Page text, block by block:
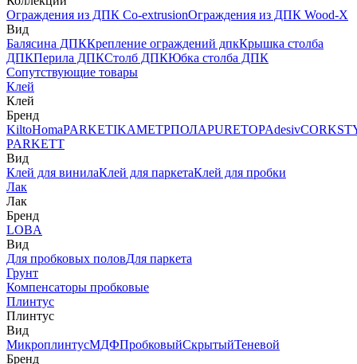
Ограждения из ДПК Co-extrusionОграждения из ДПК Wood-X
Вид
Балясина ДПККрепление ограждений дпкКрышка столба
ДПКПерила ДПКСтолб ДПКЮбка столба ДПК
Сопутствующие товары
Клей
Клей
Бренд
KiltoHomaPARKETIKAМЕТРПОЛАPURETOPAdesiv
PARKETT
Вид
Клей для винилаКлей для паркетаКлей для пробки
Лак
Лак
Бренд
LOBA
Вид
Для пробковых половДля паркета
Грунт
Компенсаторы пробковые
Плинтус
Плинтус
Вид
МикроплинтусМДФПробковыйСкрытыйТеневой
Бренд